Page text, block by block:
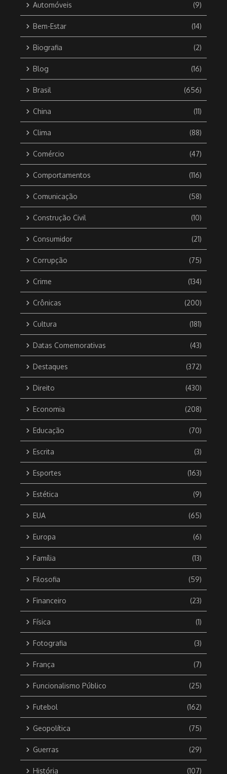
Automóveis (9)
Bem-Estar (14)
Biografia (2)
Blog (16)
Brasil (656)
China (11)
Clima (88)
Comércio (47)
Comportamentos (116)
Comunicação (58)
Construção Civil (10)
Consumidor (21)
Corrupção (75)
Crime (134)
Crônicas (200)
Cultura (181)
Datas Comemorativas (43)
Destaques (372)
Direito (430)
Economia (208)
Educação (70)
Escrita (3)
Esportes (163)
Estética (9)
EUA (65)
Europa (6)
Família (13)
Filosofia (59)
Financeiro (23)
Física (1)
Fotografia (3)
França (7)
Funcionalismo Público (25)
Futebol (162)
Geopolítica (75)
Guerras (29)
História (107)